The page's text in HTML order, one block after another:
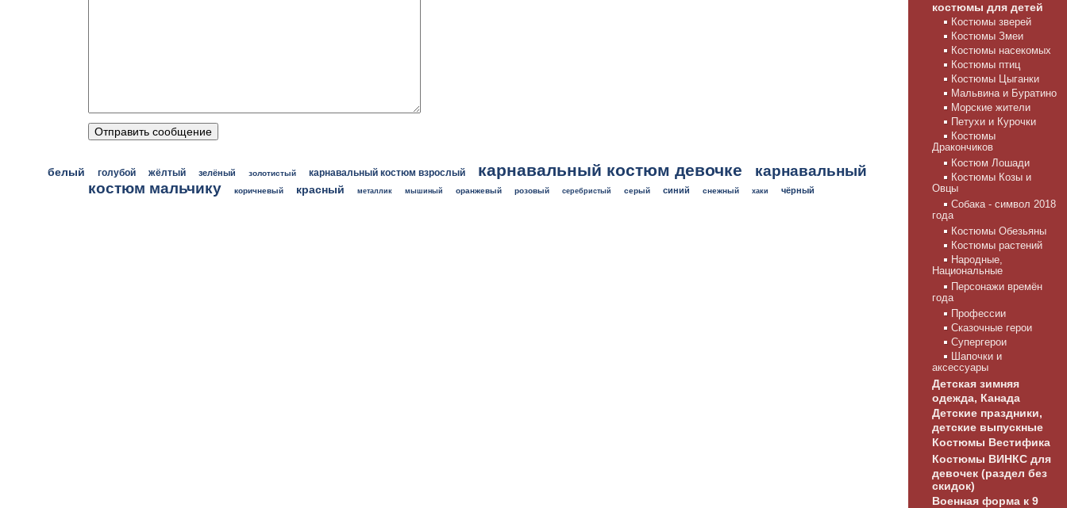
белый голубой жёлтый зелёный золотистый карнавальный костюм взрослый карнавальный костюм девочке
карнавальный
костюм мальчику
коричневый красный металлик мышиный оранжевый розовый серебристый серый синий снежный хаки чёрный
костюмы для детей
Костюмы зверей
Костюмы Змеи
Костюмы насекомых
Костюмы птиц
Костюмы Цыганки
Мальвина и Буратино
Морские жители
Петухи и Курочки
Костюмы
Дракончиков
Костюм Лошади
Костюмы Козы и
Овцы
Собака - символ 2018
года
Костюмы Обезьяны
Костюмы растений
Народные,
Национальные
Персонажи времён
года
Профессии
Сказочные герои
Супергерои
Шапочки и
аксессуары
Детская зимняя
одежда, Канада
Детские праздники,
детские выпускные
Костюмы Вестифика
Костюмы ВИНКС для
девочек (раздел без
скидок)
Военная форма к 9